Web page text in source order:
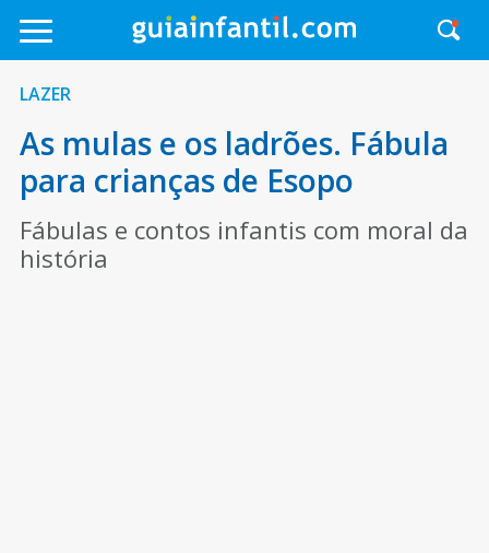
LAZER
As mulas e os ladrões. Fábula
para crianças de Esopo
Fábulas e contos infantis com moral da
história